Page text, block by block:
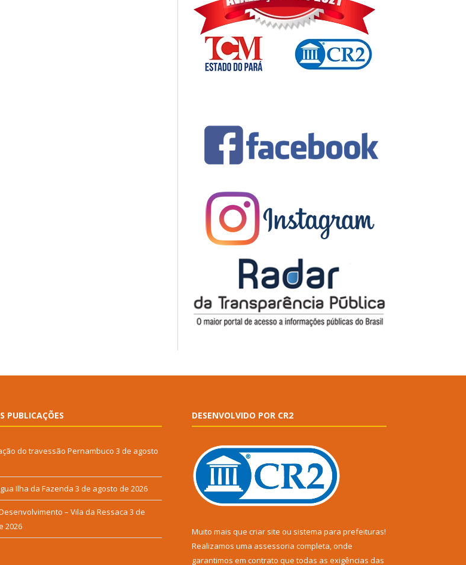
PUBLICAÇÕES
do travessão Pernambuco 3 de agosto
Ilha da Fazenda 3 de agosto de 2026
– Vila da Ressaca 3 de
2026
DESENVOLVIDO POR CR2
Muito mais que criar site ou sistema para prefeituras!
Realizamos uma assessoria completa, onde
garantimos em contrato que todas as exigências das